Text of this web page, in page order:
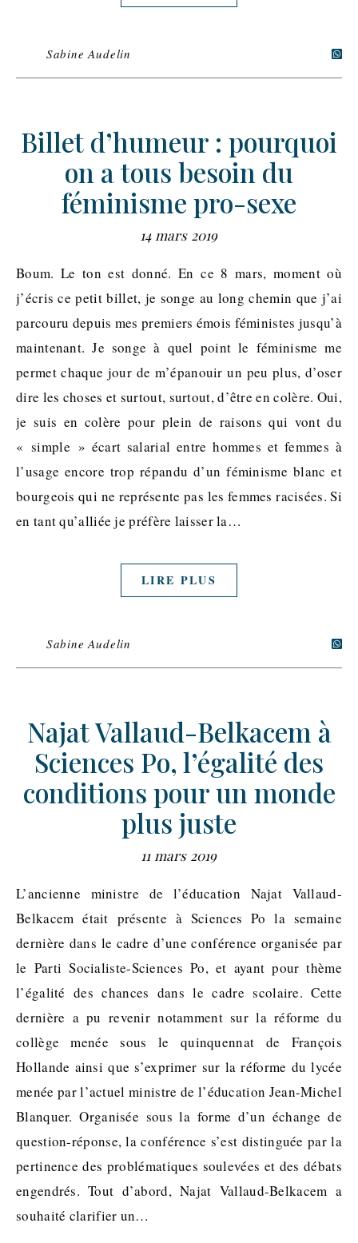
Sabine Audelin
Billet d’humeur : pourquoi
on a tous besoin du
féminisme pro-sexe
14 mars 2019
Boum. Le ton est donné. En ce 8 mars, moment où
j’écris ce petit billet, je songe au long chemin que j’ai
parcouru depuis mes premiers émois féministes jusqu’à
maintenant. Je songe à quel point le féminisme me
permet chaque jour de m’épanouir un peu plus, d’oser
dire les choses et surtout, surtout, d’être en colère. Oui,
je suis en colère pour plein de raisons qui vont du
« simple » écart salarial entre hommes et femmes à
l’usage encore trop répandu d’un féminisme blanc et
bourgeois qui ne représente pas les femmes racisées. Si
en tant qu’alliée je préfère laisser la…
LIRE PLUS
Sabine Audelin
Najat Vallaud-Belkacem à
Sciences Po, l’égalité des
conditions pour un monde
plus juste
11 mars 2019
L’ancienne ministre de l’éducation Najat Vallaud-
Belkacem était présente à Sciences Po la semaine
dernière dans le cadre d’une conférence organisée par
le Parti Socialiste-Sciences Po, et ayant pour thème
l’égalité des chances dans le cadre scolaire. Cette
dernière a pu revenir notamment sur la réforme du
collège menée sous le quinquennat de François
Hollande ainsi que s’exprimer sur la réforme du lycée
menée par l’actuel ministre de l’éducation Jean-Michel
Blanquer. Organisée sous la forme d’un échange de
question-réponse, la conférence s’est distinguée par la
pertinence des problématiques soulevées et des débats
engendrés. Tout d’abord, Najat Vallaud-Belkacem a
souhaité clarifier un…